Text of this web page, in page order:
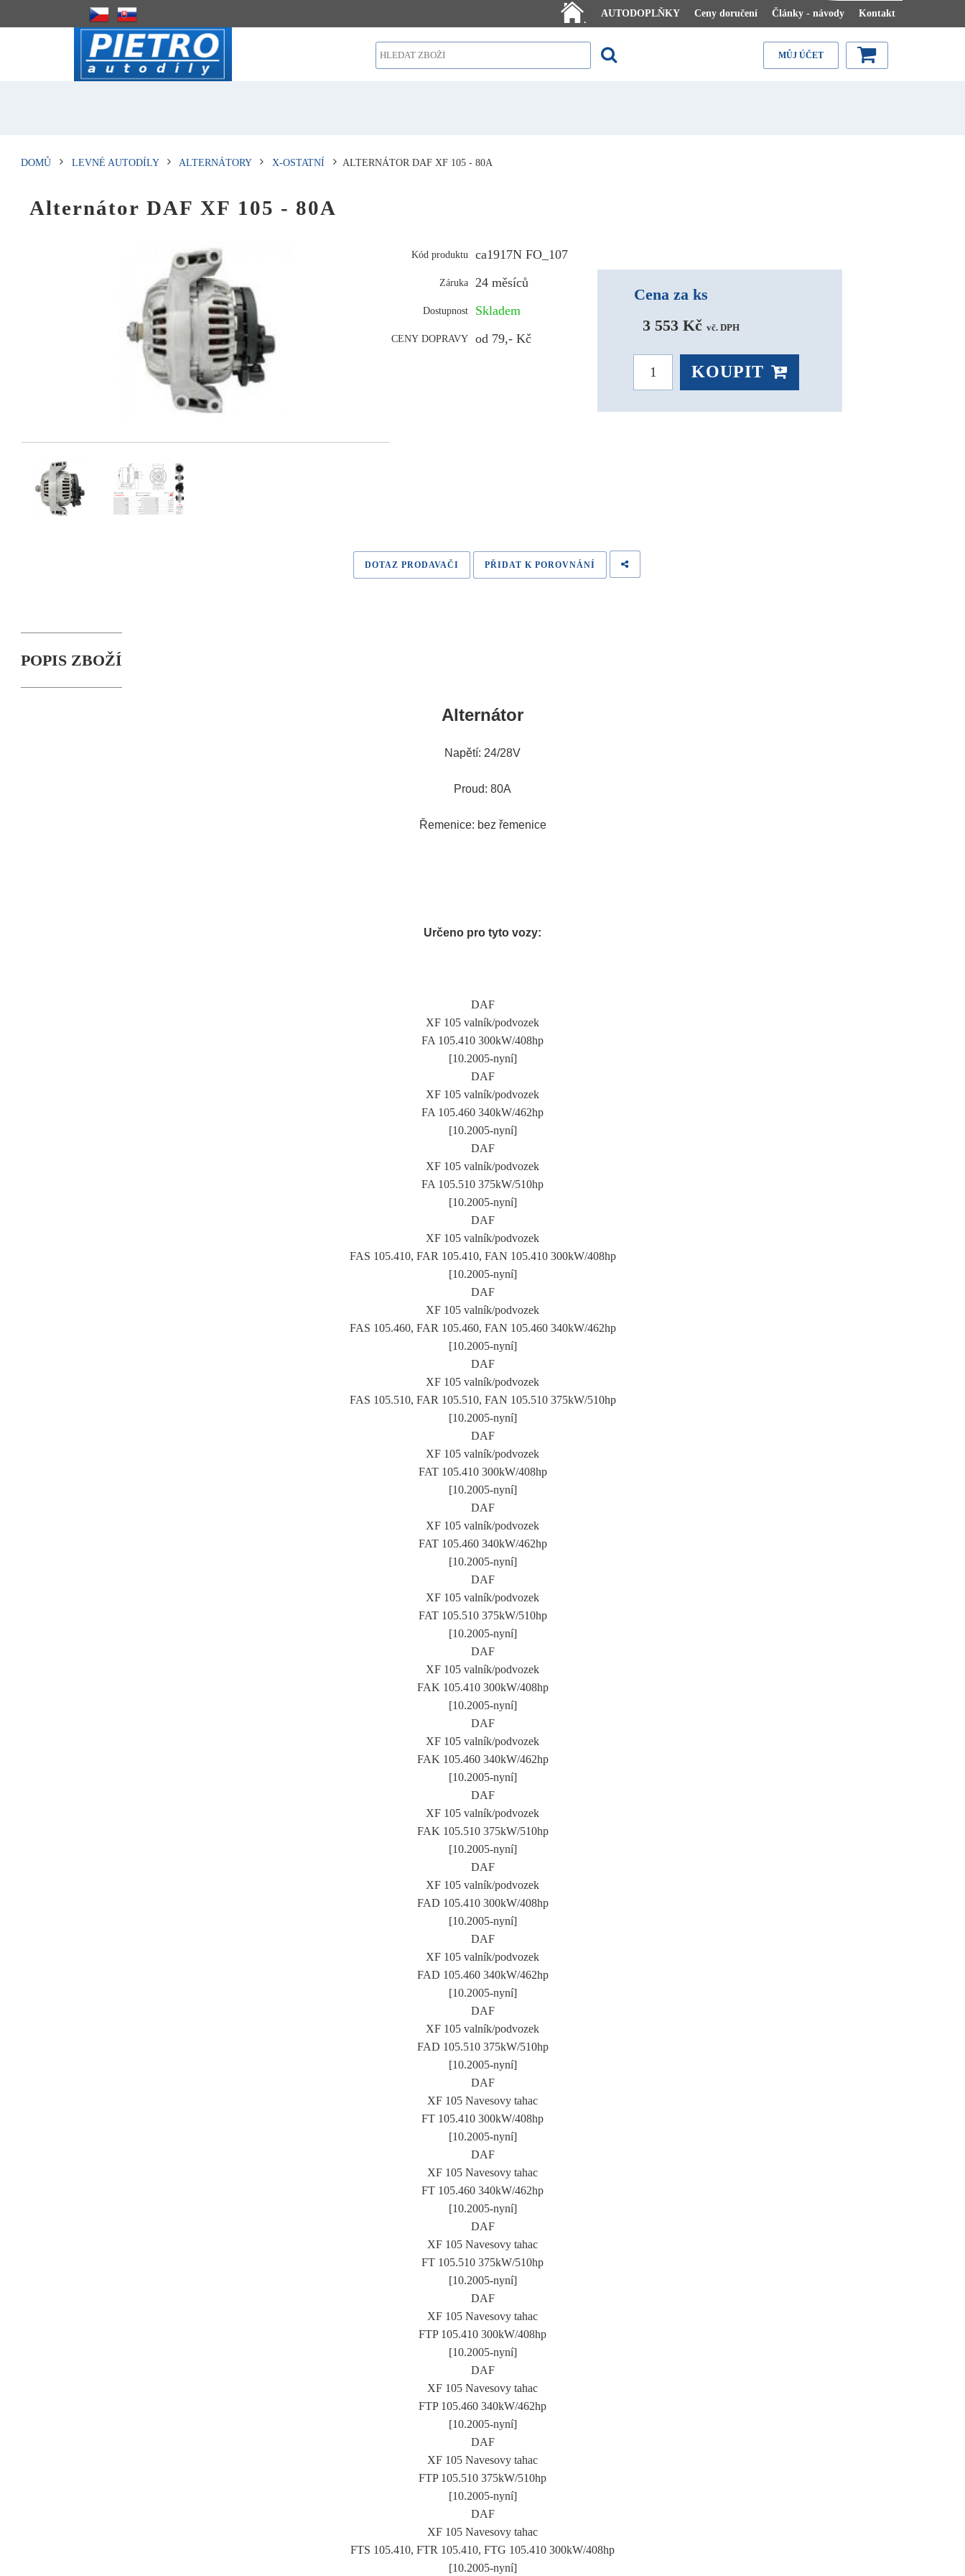
.
AUTODOPLŇKY Ceny doručení Články - návody Kontakt
MŮJ ÚČET
DOMŮ LEVNÉ AUTODÍLY ALTERNÁTORY X-OSTATNÍ ALTERNÁTOR DAF XF 105 - 80A
Alternátor DAF XF 105 - 80A
Kód produktu ca1917N FO_107
Záruka 24 měsíců
Dostupnost Skladem
CENY DOPRAVY od 79,- Kč
Cena za ks
3 553 Kč vč. DPH
KOUPIT
DOTAZ PRODAVAČI PŘIDAT K POROVNÁNÍ
POPIS ZBOŽÍ
Alternátor
Napětí: 24/28V
Proud: 80A
Řemenice: bez řemenice
Určeno pro tyto vozy:
DAF
XF 105 valník/podvozek
FA 105.410 300kW/408hp
[10.2005-nyní]
DAF
XF 105 valník/podvozek
FA 105.460 340kW/462hp
[10.2005-nyní]
DAF
XF 105 valník/podvozek
FA 105.510 375kW/510hp
[10.2005-nyní]
DAF
XF 105 valník/podvozek
FAS 105.410, FAR 105.410, FAN 105.410 300kW/408hp
[10.2005-nyní]
DAF
XF 105 valník/podvozek
FAS 105.460, FAR 105.460, FAN 105.460 340kW/462hp
[10.2005-nyní]
DAF
XF 105 valník/podvozek
FAS 105.510, FAR 105.510, FAN 105.510 375kW/510hp
[10.2005-nyní]
DAF
XF 105 valník/podvozek
FAT 105.410 300kW/408hp
[10.2005-nyní]
DAF
XF 105 valník/podvozek
FAT 105.460 340kW/462hp
[10.2005-nyní]
DAF
XF 105 valník/podvozek
FAT 105.510 375kW/510hp
[10.2005-nyní]
DAF
XF 105 valník/podvozek
FAK 105.410 300kW/408hp
[10.2005-nyní]
DAF
XF 105 valník/podvozek
FAK 105.460 340kW/462hp
[10.2005-nyní]
DAF
XF 105 valník/podvozek
FAK 105.510 375kW/510hp
[10.2005-nyní]
DAF
XF 105 valník/podvozek
FAD 105.410 300kW/408hp
[10.2005-nyní]
DAF
XF 105 valník/podvozek
FAD 105.460 340kW/462hp
[10.2005-nyní]
DAF
XF 105 valník/podvozek
FAD 105.510 375kW/510hp
[10.2005-nyní]
DAF
XF 105 Navesovy tahac
FT 105.410 300kW/408hp
[10.2005-nyní]
DAF
XF 105 Navesovy tahac
FT 105.460 340kW/462hp
[10.2005-nyní]
DAF
XF 105 Navesovy tahac
FT 105.510 375kW/510hp
[10.2005-nyní]
DAF
XF 105 Navesovy tahac
FTP 105.410 300kW/408hp
[10.2005-nyní]
DAF
XF 105 Navesovy tahac
FTP 105.460 340kW/462hp
[10.2005-nyní]
DAF
XF 105 Navesovy tahac
FTP 105.510 375kW/510hp
[10.2005-nyní]
DAF
XF 105 Navesovy tahac
FTS 105.410, FTR 105.410, FTG 105.410 300kW/408hp
[10.2005-nyní]